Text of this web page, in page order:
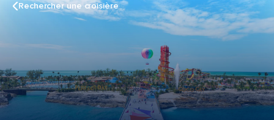
Rechercher une croisière